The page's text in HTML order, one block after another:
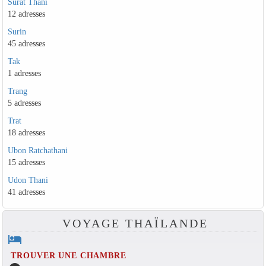
12 adresses
Surin
45 adresses
Tak
1 adresses
Trang
5 adresses
Trat
18 adresses
Ubon Ratchathani
15 adresses
Udon Thani
41 adresses
VOYAGE THAÏLANDE
hotel
TROUVER UNE CHAMBRE